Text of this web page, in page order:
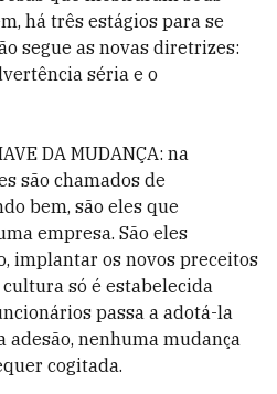
há três estágios para se
segue as novas diretrizes:
séria e o
DA MUDANÇA: na
são chamados de
bem, são eles que
empresa. São eles
implantar os novos preceitos
só é estabelecida
passa a adotá-la
adesão, nenhuma mudança
cogitada.